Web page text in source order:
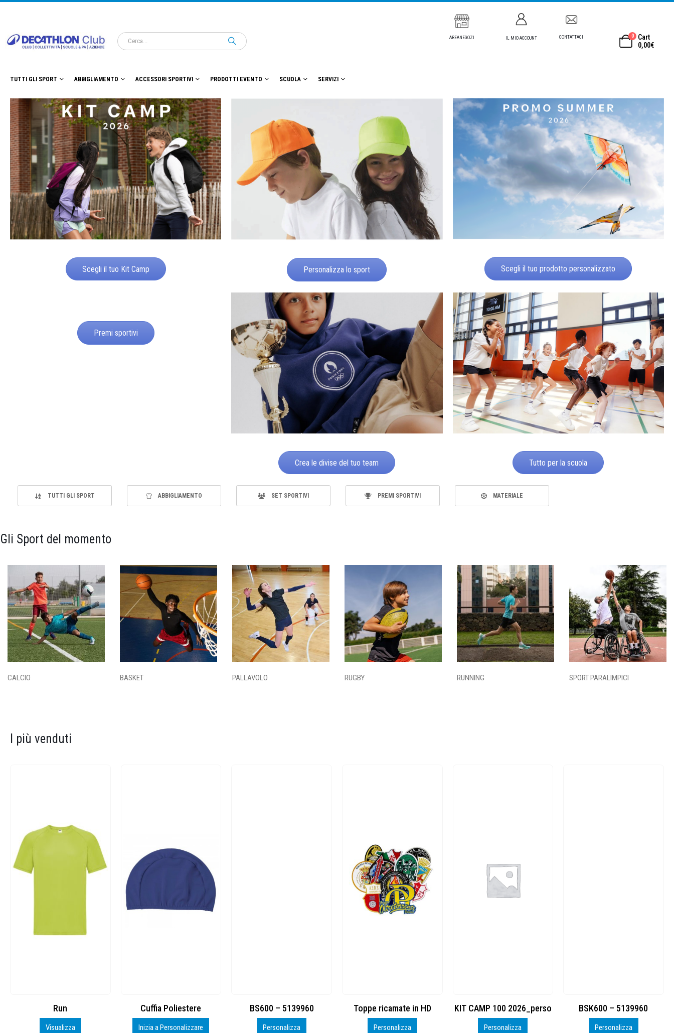
AREANEGOZI IL MIO ACCOUNT CONTATTACI 0
Cart
0,00€
TUTTI GLI SPORT ABBIGLIAMENTO ACCESSORI SPORTIVI PRODOTTI EVENTO SCUOLA SERVIZI
Scegli il tuo Kit Camp Personalizza lo sport Scegli il tuo prodotto personalizzato
Premi sportivi
Crea le divise del tuo team Tutto per la scuola
TUTTI GLI SPORT ABBIGLIAMENTO SET SPORTIVI PREMI SPORTIVI MATERIALE
Gli Sport del momento
CALCIO BASKET PALLAVOLO RUGBY RUNNING SPORT PARALIMPICI
I più venduti
Cuffia Poliestere
Inizia a Personalizzare
BS600 – 5139960
Personalizza
Toppe ricamate in HD
Personalizza
KIT CAMP 100 2026_perso
Personalizza
BSK600 – 5139960
Personalizza
DTF
Personalizza